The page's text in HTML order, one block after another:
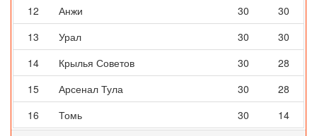
12
Анжи 30
30
13
Урал 30
30
14
Крылья Советов 30
28
15
Арсенал Тула 30
28
16
Томь 30 14